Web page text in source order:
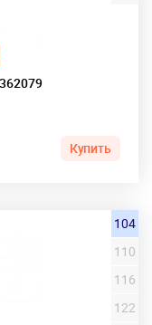
Купить
104
110
116
122